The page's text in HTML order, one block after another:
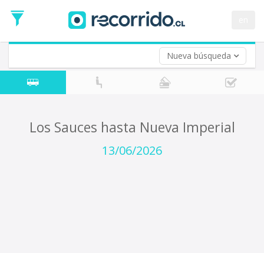
Nueva búsqueda
de
Ida
Vuelta (opcional)
Fecha
de
Los Sauces hasta Nueva Imperial
13/06/2026